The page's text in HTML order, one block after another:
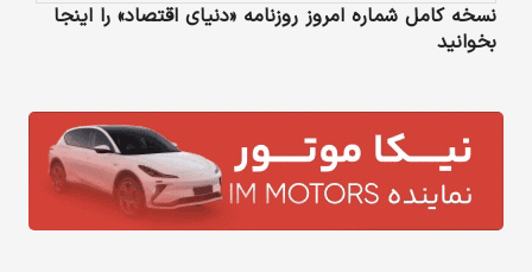
نسخه کامل شماره امروز روزنامه «دنیای‌ اقتصاد» را اینجا
بخوانید